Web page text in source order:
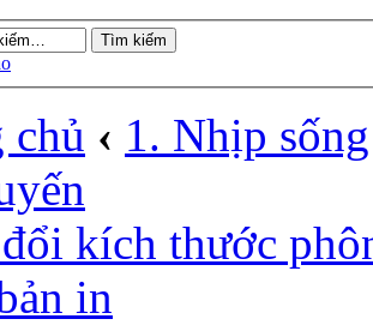
chủ ‹ 1. Nhịp
kích thước
in